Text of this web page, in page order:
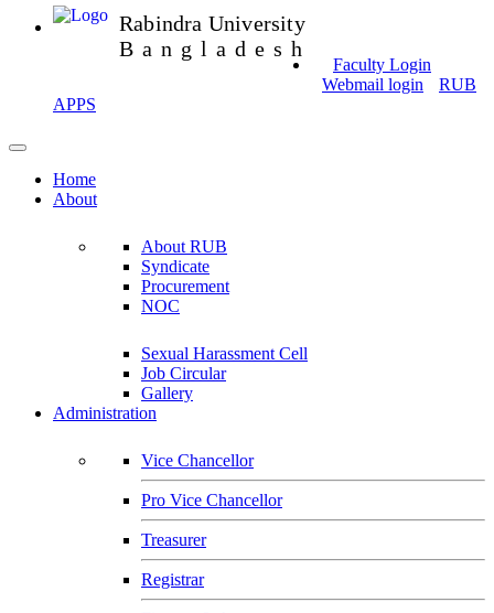
Rabindra University
Bangladesh
Faculty Login
Webmail login
RUB
APPS
Home
About
About RUB
Syndicate
Procurement
NOC
Sexual Harassment Cell
Job Circular
Gallery
Administration
Vice Chancellor
Pro Vice Chancellor
Treasurer
Registrar